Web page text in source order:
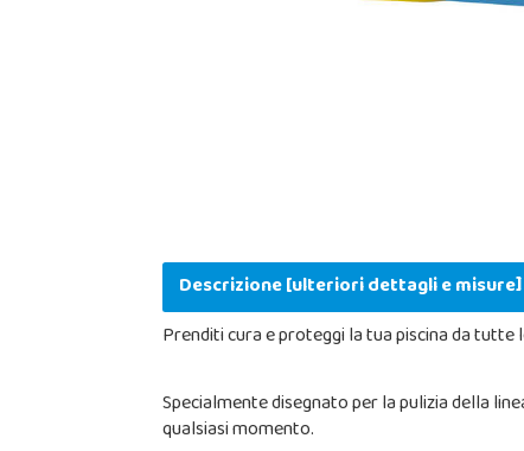
Descrizione [ulteriori dettagli e misure]
Prenditi cura e proteggi la tua piscina da
Specialmente disegnato per la pulizia della
qualsiasi momento.